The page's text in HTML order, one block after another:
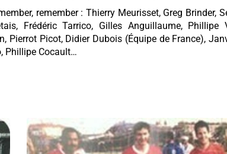
remember : Thierry Meurisset, Greg Brinder,
Frédéric Tarrico, Gilles Anguillaume,
Pierrot Picot, Didier Dubois (Équipe de France),
Phillipe Cocault…